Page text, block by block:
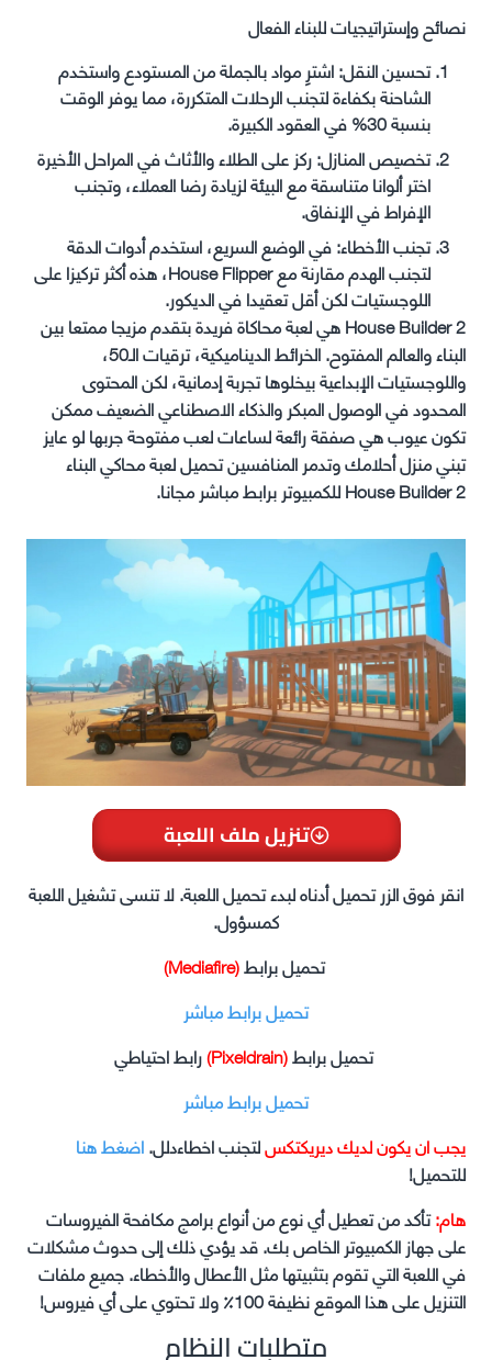
نصائح وإستراتيجيات للبناء الفعال
تحسين النقل: اشترِ مواد بالجملة من المستودع واستخدم
الشاحنة بكفاءة لتجنب الرحلات المتكررة، مما يوفر الوقت
بنسبة 30% في العقود الكبيرة.
تخصيص المنازل: ركز على الطلاء والأثاث في المراحل الأخيرة
اختر ألوانا متناسقة مع البيئة لزيادة رضا العملاء، وتجنب
الإفراط في الإنفاق.
تجنب الأخطاء: في الوضع السريع، استخدم أدوات الدقة
لتجنب الهدم مقارنة مع House Flipper، هذه أكثر تركيزا على
اللوجستيات لكن أقل تعقيدا في الديكور.
House Builder 2 هي لعبة محاكاة فريدة بتقدم مزيجا ممتعا بين
البناء والعالم المفتوح. الخرائط الديناميكية، ترقيات الـ50،
واللوجستيات الإبداعية بيخلوها تجربة إدمانية، لكن المحتوى
المحدود في الوصول المبكر والذكاء الاصطناعي الضعيف ممكن
تكون عيوب هي صفقة رائعة لساعات لعب مفتوحة جربها لو عايز
تبني منزل أحلامك وتدمر المنافسين تحميل لعبة محاكي البناء
House Builder 2 للكمبيوتر برابط مباشر مجانا.
تنزيل ملف اللعبة
انقر فوق الزر تحميل أدناه لبدء تحميل اللعبة. لا تنسى تشغيل اللعبة
كمسؤول.
تحميل برابط(Mediafire)
تحميل برابط مباشر
تحميل برابط(Pixeldrain)
رابط احتياطي
تحميل برابط مباشر
يجب ان يكون لديك ديريكتكسلتجنب اخطاءدلل.اضغط هنا
للتحميل!
هام:تأكد من تعطيل أي نوع من أنواع برامج مكافحة الفيروسات
على جهاز الكمبيوتر الخاص بك. قد يؤدي ذلك إلى حدوث مشكلات
في اللعبة التي تقوم بتثبيتها مثل الأعطال والأخطاء. جميع ملفات
التنزيل على هذا الموقع نظيفة 100٪ ولا تحتوي على أي فيروس!
متطلبات النظام